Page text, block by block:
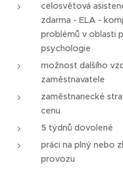
celosvětová
zdarma - ELA -
problémů v oblasti
psychologie
možnost dalšího
zaměstnavatele
zaměstnanecké
cenu
5 týdnů dovolené
práci na plný nebo
provozu